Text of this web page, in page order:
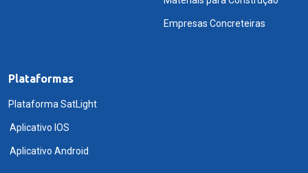
Empresas Concreteiras
Plataformas
Plataforma SatLight
Aplicativo IOS
Aplicativo Android